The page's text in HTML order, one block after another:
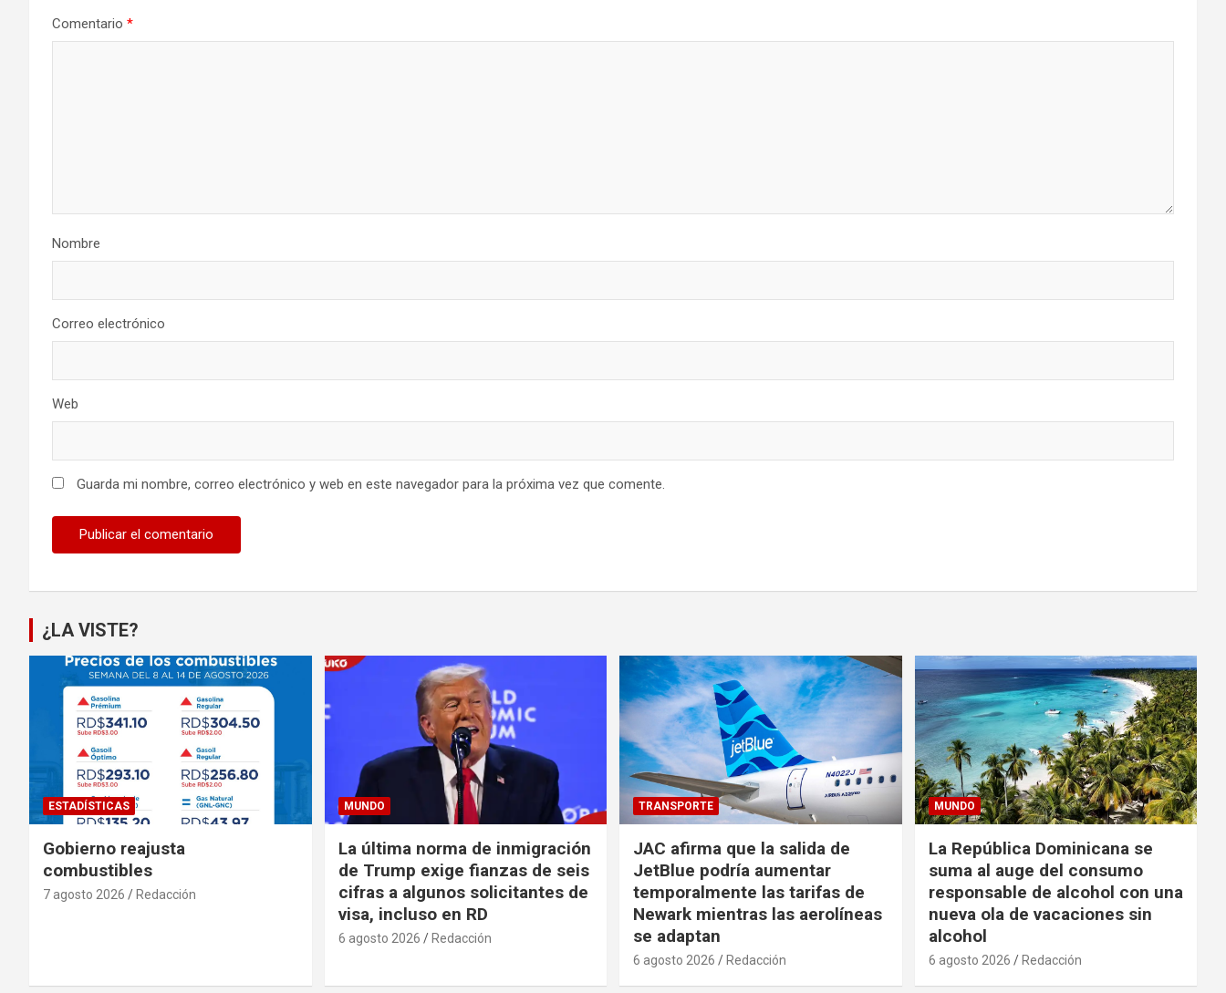
Comentario *
Nombre
Correo electrónico
Web
Guarda mi nombre, correo electrónico y web en este navegador para la próxima vez que comente.
¿LA VISTE?
ESTADÍSTICAS
Gobierno reajusta
combustibles
7 agosto 2026 Redacción
MUNDO
La última norma de inmigración
de Trump exige fianzas de seis
cifras a algunos solicitantes de
visa, incluso en RD
6 agosto 2026 Redacción
TRANSPORTE
JAC afirma que la salida de
JetBlue podría aumentar
temporalmente las tarifas de
Newark mientras las aerolíneas
se adaptan
6 agosto 2026 Redacción
MUNDO
La República Dominicana se
suma al auge del consumo
responsable de alcohol con una
nueva ola de vacaciones sin
alcohol
6 agosto 2026 Redacción